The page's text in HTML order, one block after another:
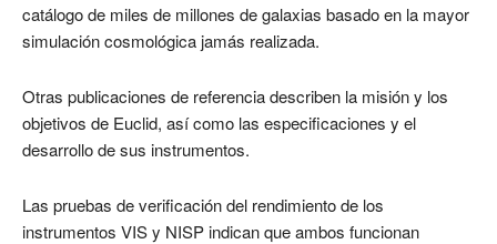
catálogo de miles de millones de galaxias basado en la mayor
simulación cosmológica jamás realizada.
Otras publicaciones de referencia describen la misión y los
objetivos de Euclid, así como las especificaciones y el
desarrollo de sus instrumentos.
Las pruebas de verificación del rendimiento de los
instrumentos VIS y NISP indican que ambos funcionan